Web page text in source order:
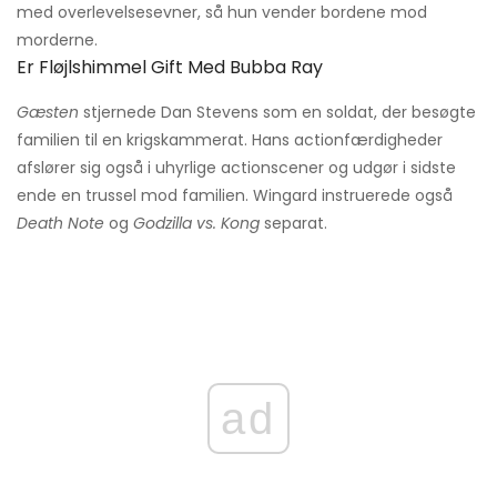
med overlevelsesevner, så hun vender bordene mod
morderne.
Er Fløjlshimmel Gift Med Bubba Ray
Gæsten stjernede Dan Stevens som en soldat, der besøgte
familien til en krigskammerat. Hans actionfærdigheder
afslører sig også i uhyrlige actionscener og udgør i sidste
ende en trussel mod familien. Wingard instruerede også
Death Note og Godzilla vs. Kong separat.
ad